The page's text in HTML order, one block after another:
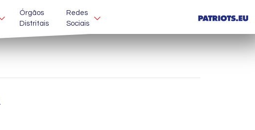
Órgãos
Distritais
Redes
Sociais